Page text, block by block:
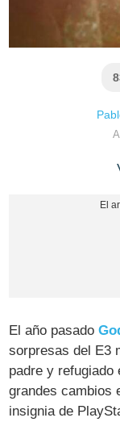
El año pasado
sorpresas del E3
padre y refugiado
grandes cambios
insignia de